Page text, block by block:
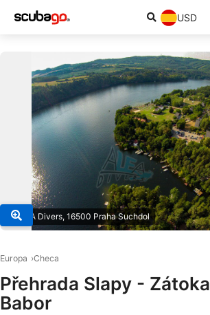
USD
© ALEA Divers, 16500 Praha Suchdol
Europa Checa
Přehrada Slapy - Zátoka
Babor